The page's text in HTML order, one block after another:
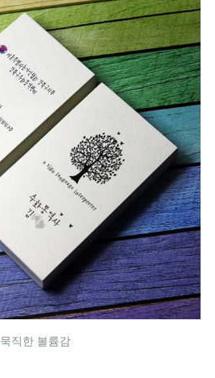
묵직한 볼륨감